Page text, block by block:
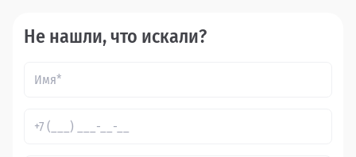
Не нашли, что искали?